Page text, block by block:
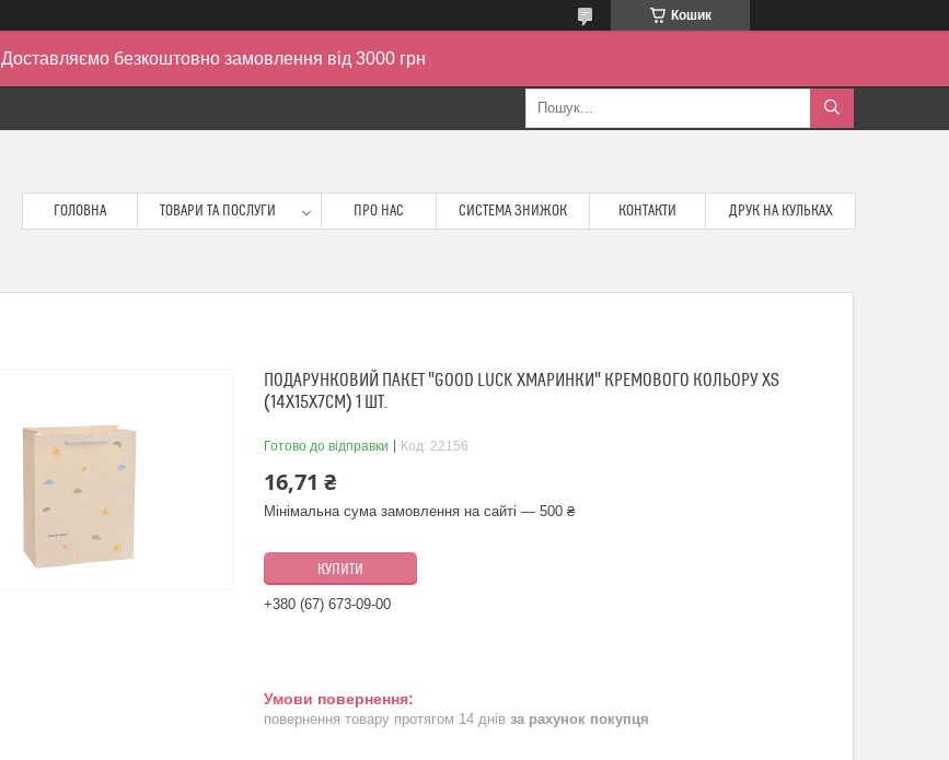
Кошик
Доставляємо безкоштовно замовлення від 3000 грн
ГОЛОВНА ТОВАРИ ТА ПОСЛУГИ ПРО НАС СИСТЕМА ЗНИЖОК КОНТАКТИ ДРУК НА КУЛЬКАХ
ПОДАРУНКОВИЙ ПАКЕТ "GOOD LUCK ХМАРИНКИ" КРЕМОВОГО КОЛЬОРУ XS
(14Х15Х7СМ) 1 ШТ.
Готово до відправки Код: 22156
16,71 ₴
Мінімальна сума замовлення на сайті — 500 ₴
КУПИТИ
+380 (67) 673-09-00
повернення товару протягом 14 днів за рахунок покупця